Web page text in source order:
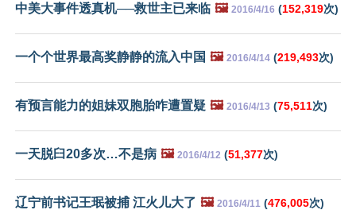
中美大事件透真机──救世主已来临 🖼️ 2016/4/16 (152,319次)
一个个世界最高奖静静的流入中国 🖼️ 2016/4/14 (219,493次)
有预言能力的姐妹双胞胎咋遭置疑 🖼️ 2016/4/13 (75,511次)
一天脱臼20多次…不是病 🖼️ 2016/4/12 (51,377次)
辽宁前书记王珉被捕 江火儿大了 🖼️ 2016/4/11 (476,005次)